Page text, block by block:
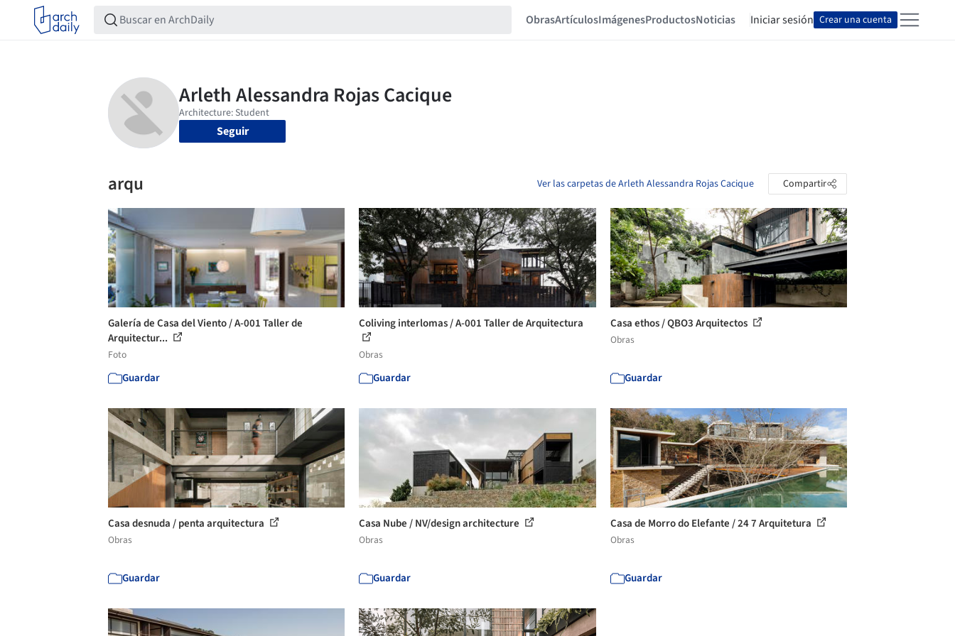
ObrasArtículosImágenesProductosNoticias Iniciar sesión Crear una cuenta
Seguir
arqu Ver las carpetas de Arleth Alessandra Rojas Cacique Compartir
Galería de Casa del Viento / A-001 Taller de
Arquitectur...
Foto
Guardar
Coliving interlomas / A-001 Taller de Arquitectura
Obras
Guardar
Casa ethos / QBO3 Arquitectos
Obras
Guardar
Casa desnuda / penta arquitectura
Obras
Guardar
Casa Nube / NV/design architecture
Obras
Guardar
Casa de Morro do Elefante / 24 7 Arquitetura
Obras
Guardar